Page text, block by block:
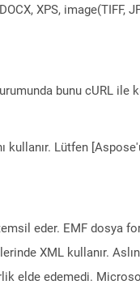
XPS, image(TIFF,
bunu cURL ile
kullanır. Lütfen
eder. EMF dosya
XML kullanır.
elde edemedi.